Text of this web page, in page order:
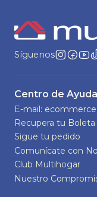
Síguenos
Centro de Ayuda
E-mail:
Recupera tu Boleta
Sigue tu pedido
Comunícate con
Club Multihogar
Nuestro